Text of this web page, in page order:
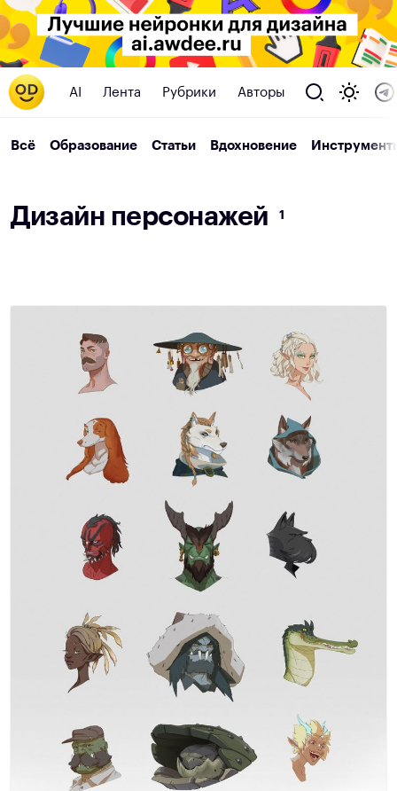
AI Лента Рубрики Авторы
Всё Образование Статьи Вдохновение
Дизайн персонажей 1